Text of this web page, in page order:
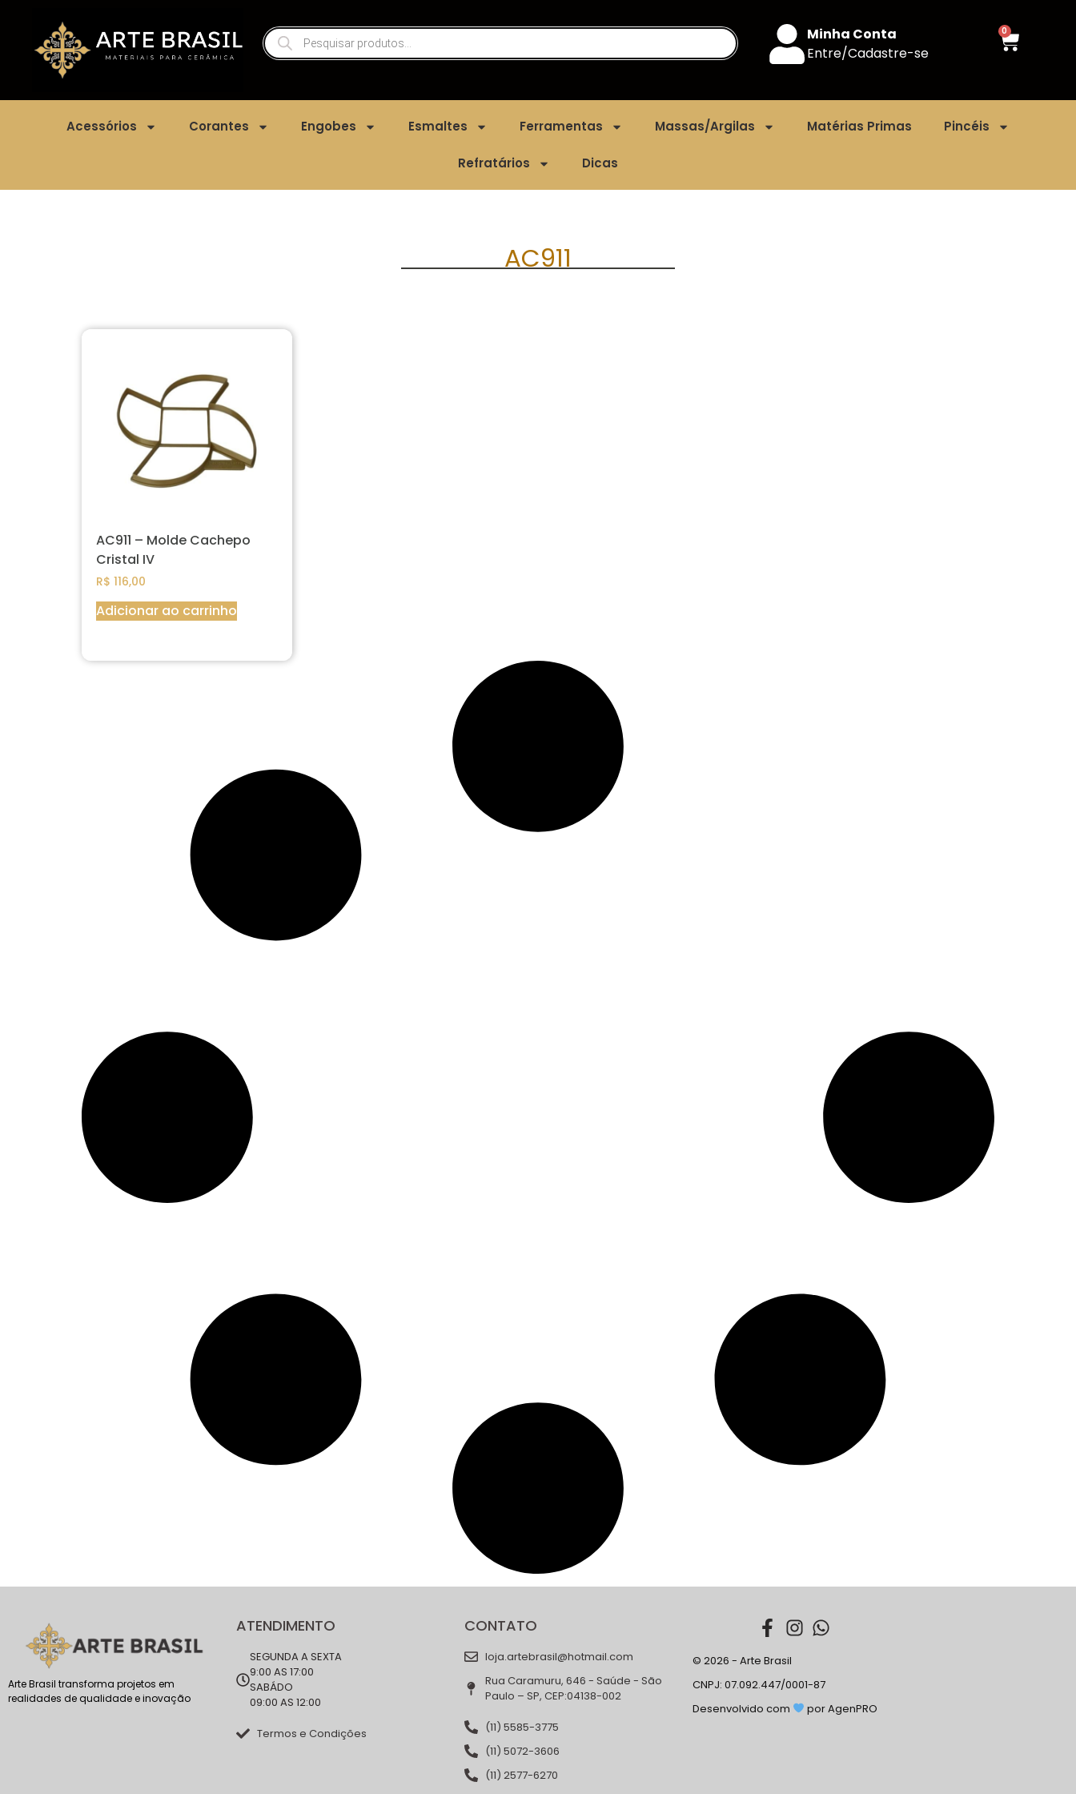
Minha Conta
Entre/Cadastre-se
0
Acessórios Corantes Engobes Esmaltes Ferramentas Massas/Argilas Matérias Primas Pincéis
Refratários Dicas
AC911
AC911 – Molde Cachepo
Cristal IV
R$ 116,00
Adicionar ao carrinho
Arte Brasil transforma projetos em
realidades de qualidade e inovação
ATENDIMENTO
SEGUNDA A SEXTA
9:00 AS 17:00
SABÁDO
09:00 AS 12:00
Termos e Condições
CONTATO
loja.artebrasil@hotmail.com
Rua Caramuru, 646 - Saúde - São
Paulo – SP, CEP:04138-002
(11) 5585-3775
(11) 5072-3606
(11) 2577-6270
© 2026 - Arte Brasil
CNPJ: 07.092.447/0001-87
Desenvolvido com
por AgenPRO